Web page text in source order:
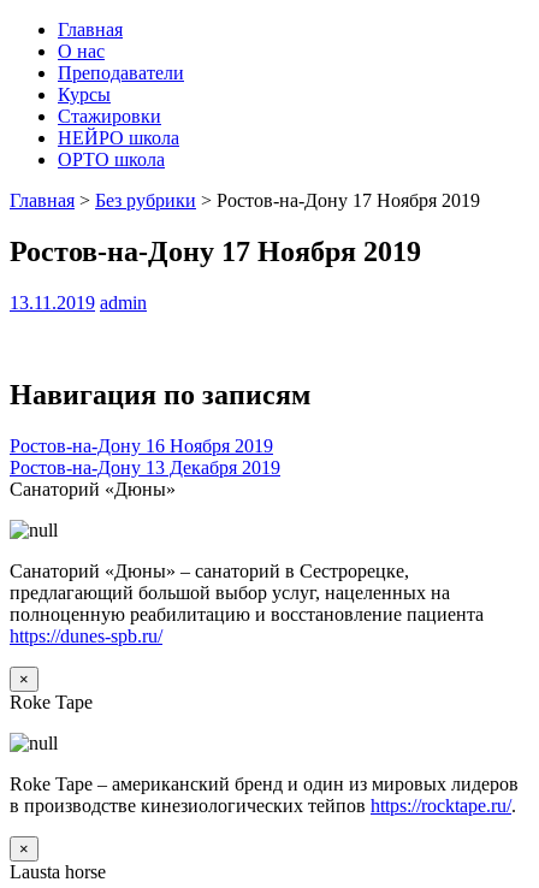
Главная
О нас
Преподаватели
Курсы
Стажировки
НЕЙРО школа
ОРТО школа
Главная > Без рубрики > Ростов-на-Дону 17 Ноября 2019
Ростов-на-Дону 17 Ноября 2019
13.11.2019 admin
Навигация по записям
Ростов-на-Дону 16 Ноября 2019
Ростов-на-Дону 13 Декабря 2019
Санаторий «Дюны»
Санаторий «Дюны» – санаторий в Сестрорецке,
предлагающий большой выбор услуг, нацеленных на
полноценную реабилитацию и восстановление пациента
https://dunes-spb.ru/
×
Roke Tape
Roke Tape – американский бренд и один из мировых лидеров
в производстве кинезиологических тейпов https://rocktape.ru/.
×
Lausta horse